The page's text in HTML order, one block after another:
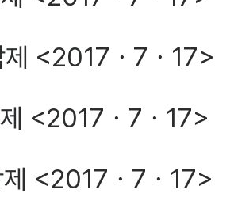
제 <2017ㆍ7ㆍ17>
<2017ㆍ7ㆍ17>
제 <2017ㆍ7ㆍ17>